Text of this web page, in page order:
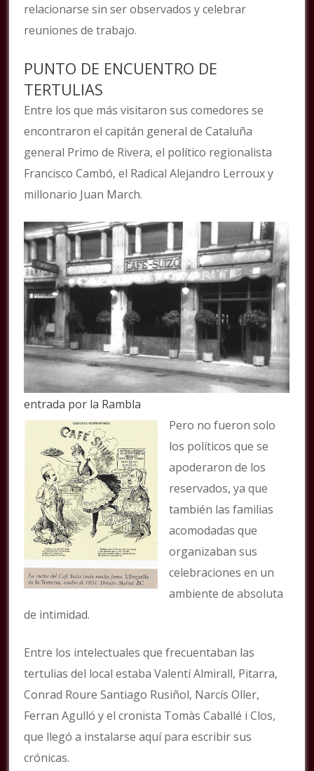
relacionarse sin ser observados y celebrar
reuniones de trabajo.
PUNTO DE ENCUENTRO DE
TERTULIAS
Entre los que más visitaron sus comedores se
encontraron el capitán general de Cataluña
general Primo de Rivera, el político regionalista
Francisco Cambó, el Radical Alejandro Lerroux y
millonario Juan March.
entrada por la Rambla
Pero no fueron solo
los políticos que se
apoderaron de los
reservados, ya que
también las familias
acomodadas que
organizaban sus
celebraciones en un
ambiente de absoluta
de intimidad.
Entre los intelectuales que frecuentaban las
tertulias del local estaba Valentí Almirall, Pitarra,
Conrad Roure Santiago Rusiñol, Narcís Oller,
Ferran Agulló y el cronista Tomàs Caballé i Clos,
que llegó a instalarse aquí para escribir sus
crónicas.